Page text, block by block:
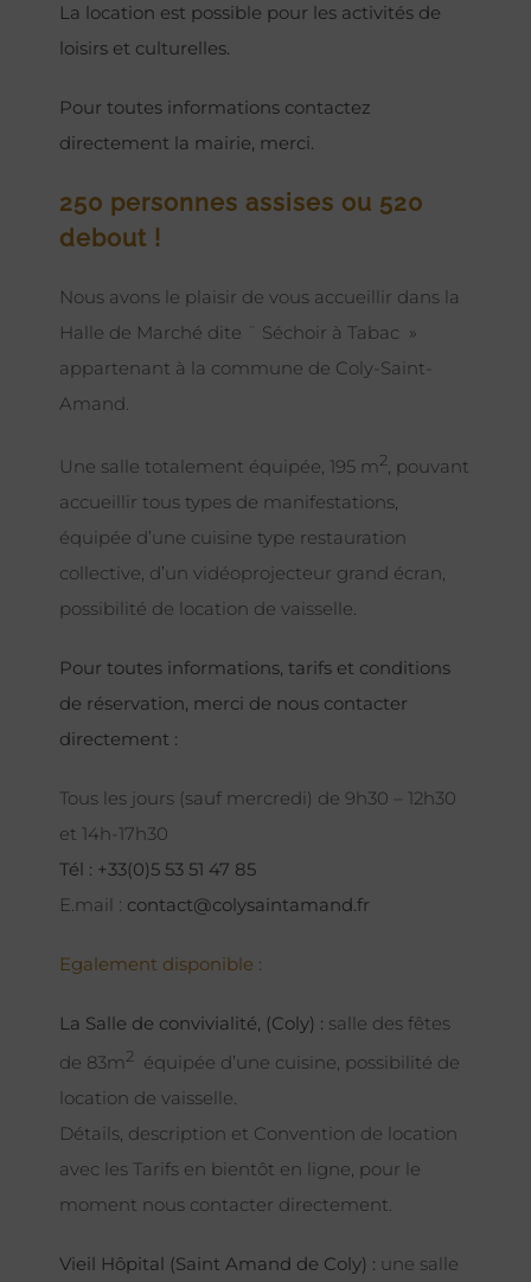
La location est possible pour les activités de
loisirs et culturelles.
Pour toutes informations contactez
directement la mairie, merci.
250 personnes assises ou 520
debout !
Nous avons le plaisir de vous accueillir dans la
Halle de Marché dite ¨ Séchoir à Tabac »
appartenant à la commune de Coly-Saint-
Amand.
Une salle totalement équipée, 195 m2, pouvant
accueillir tous types de manifestations,
équipée d’une cuisine type restauration
collective, d’un vidéoprojecteur grand écran,
possibilité de location de vaisselle.
Pour toutes informations, tarifs et conditions
de réservation, merci de nous contacter
directement :
Tous les jours (sauf mercredi) de 9h30 – 12h30
et 14h-17h30
Tél : +33(0)5 53 51 47 85
E.mail : contact@colysaintamand.fr
Egalement disponible :
La Salle de convivialité, (Coly) : salle des fêtes
de 83m2 équipée d’une cuisine, possibilité de
location de vaisselle.
Détails, description et Convention de location
avec les Tarifs en bientôt en ligne, pour le
moment nous contacter directement.
Vieil Hôpital (Saint Amand de Coly) : une salle